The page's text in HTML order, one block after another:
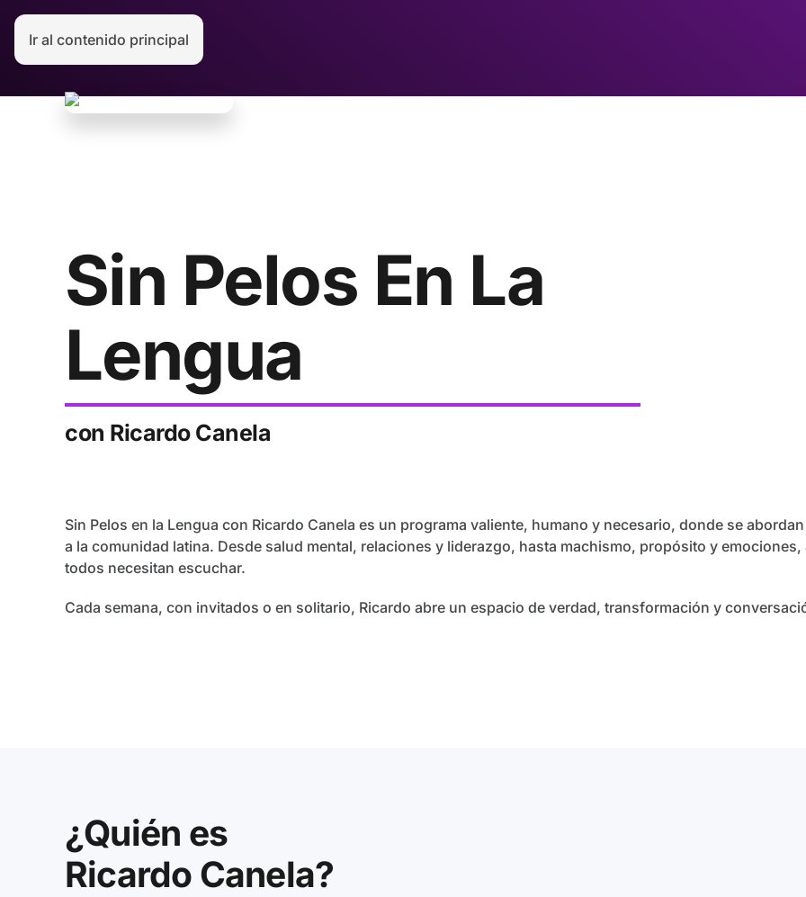
Ir al contenido principal
Sin Pelos En La
Lengua
con Ricardo Canela
Sin Pelos en la Lengua con Ricardo Canela es un programa valiente, humano y necesario, donde se
a la comunidad latina. Desde salud mental, relaciones y liderazgo, hasta machismo, propósito y
todos necesitan escuchar.
Cada semana, con invitados o en solitario, Ricardo abre un espacio de verdad, transformación y
¿Quién es
Ricardo Canela?